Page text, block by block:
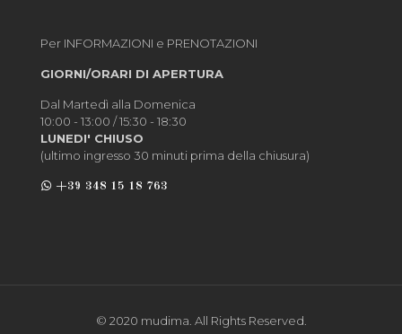
Per INFORMAZIONI e PRENOTAZIONI
GIORNI/ORARI DI APERTURA
Dal Martedì alla Domenica
10:00 - 13:00 / 15:30 - 18:30
LUNEDI' CHIUSO
(ultimo ingresso 30 minuti prima della chiusura)
+39 348 15 18 763
© 2020 mudima. All Rights Reserved.